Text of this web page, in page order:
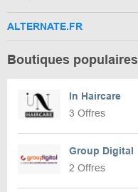
ALTERNATE.FR
Boutiques populaires
In Haircare
3 Offres
Group Digital
2 Offres